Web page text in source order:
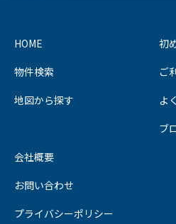
HOME
物件検索
地図から探す
初
ご
よ
ブ
会社概要
お問い合わせ
プライバシーポリシー